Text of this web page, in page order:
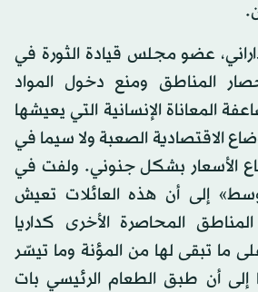
عضو مجلس قيادة الثورة في
المناطق ومنع دخول المواد
المعاناة الإنسانية التي يعيشها
الاقتصادية الصعبة ولا سيما في
الأسعار بشكل جنوني. ولفت في
إلى أن هذه العائلات تعيش
المحاصرة الأخرى كداريا
ما تبقى لها من المؤنة وما تيسّر
إلى أن طبق الطعام الرئيسي بات